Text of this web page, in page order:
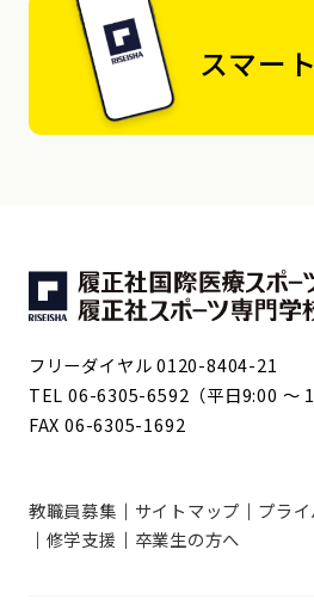
スマー
フリーダイヤル 0120-8404-21
TEL 06-6305-6592（平日9:00 ～
FAX 06-6305-1692
教職員募集 サイトマップ プラ
修学支援
卒業生の方へ